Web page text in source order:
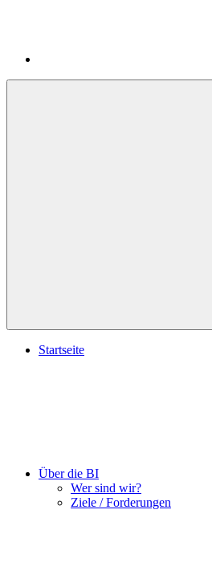
Startseite
Über die BI
Wer sind wir?
Ziele / Forderungen